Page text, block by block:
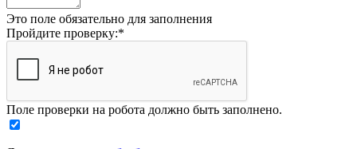
Это поле обязательно для заполнения
Пройдите проверку:*
Поле проверки на робота должно быть заполнено.